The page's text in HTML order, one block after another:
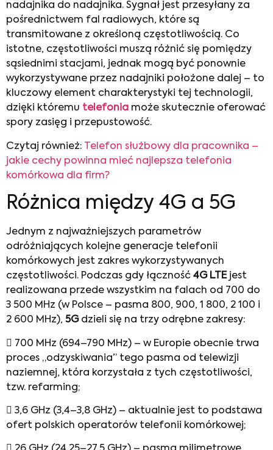
nadajnika do nadajnika. Sygnał jest przesyłany za
pośrednictwem fal radiowych, które są
transmitowane z określoną częstotliwością. Co
istotne, częstotliwości muszą różnić się pomiędzy
sąsiednimi stacjami, jednak mogą być ponownie
wykorzystywane przez nadajniki położone dalej – to
kluczowy element charakterystyki tej technologii,
dzięki któremu telefonia może skutecznie oferować
spory zasięg i przepustowość.
Czytaj również:
Telefon służbowy dla pracownika –
jakie cechy powinna mieć najlepsza telefonia
komórkowa dla firm?
Różnica między 4G a 5G
Jednym z najważniejszych parametrów
odróżniających kolejne generacje telefonii
komórkowych jest zakres wykorzystywanych
częstotliwości. Podczas gdy łączność 4G LTEjest
realizowana przede wszystkim na falach od 700 do
3 500 MHz (w Polsce – pasma 800, 900, 1 800, 2 100 i
2 600 MHz), 5Gdzieli się na trzy odrębne zakresy:
 700 MHz (694–790 MHz) – w Europie obecnie trwa
proces „odzyskiwania” tego pasma od telewizji
naziemnej, która korzystała z tych częstotliwości,
tzw. refarming;
 3,6 GHz (3,4–3,8 GHz) – aktualnie jest to podstawa
ofert polskich operatorów telefonii komórkowej;